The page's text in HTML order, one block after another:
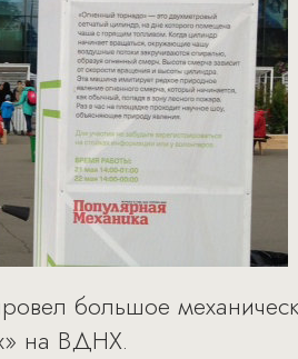
большое
на ВДНХ.